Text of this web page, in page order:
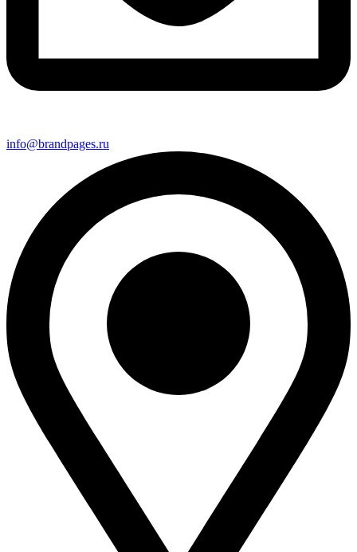
info@brandpages.ru